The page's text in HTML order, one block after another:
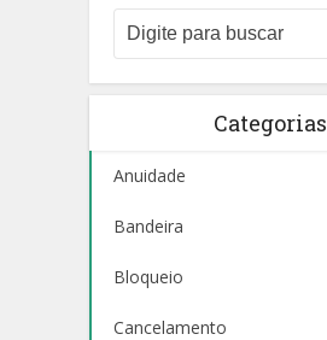
Categorias
Anuidade
Bandeira
Bloqueio
Cancelamento